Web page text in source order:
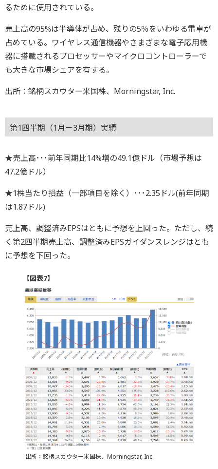
るために使用されている。
売上高の95%は半導体が占め、残りの5％をいわゆる電卓が
占めている。ワイヤレス通信機器やさまざまな電子応用機
器に搭載されるプロセッサーやマイクロコントローラーで
も大きな市場シェアを有する。
出所：銘柄スカウター米国株、Morningstar, Inc.
第1四半期（1月－3月期）実績
★売上高･･･前年同期比14%増の49.1億ドル（市場予想は
47.2億ドル）
★1株当たり損益（一部項目を除く）･･･2.35ドル(前年同期
は1.87ドル)
売上高、調整済みEPSはともに予想を上回った。ただし、続
く第2四半期売上高、調整済みEPSガイダンスレンジはとも
に予想を下回った。
【図表7】
出所：銘柄スカウター米国株、Morningstar, Inc.